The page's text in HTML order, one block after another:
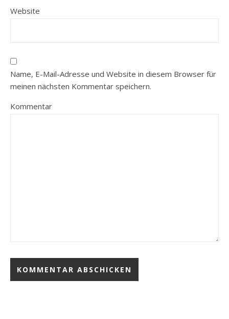
Website
Name, E-Mail-Adresse und Website in diesem Browser für
meinen nächsten Kommentar speichern.
Kommentar